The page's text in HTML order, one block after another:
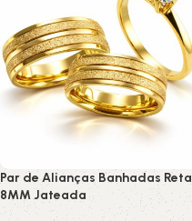
Par de Alianças Banhadas Reta
8MM Jateada